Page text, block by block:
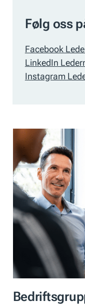
Følg oss
Facebook
LinkedIn
Instagram
Bedriftsgrupper
i
Lederne.
Canva